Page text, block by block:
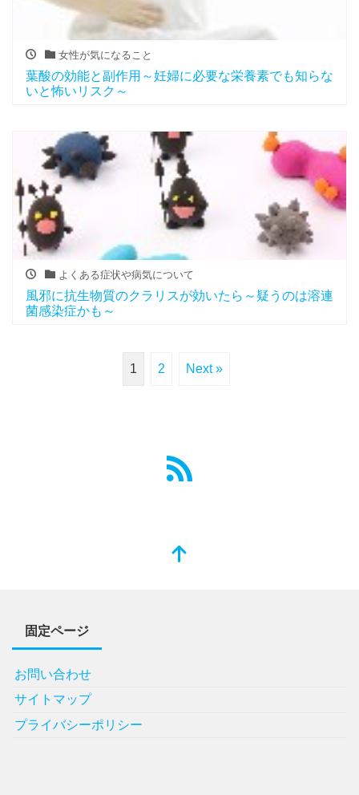
女性が気になること
葉酸の効能と副作用～妊婦に必要な栄養素でも知らな
いと怖いリスク～
よくある症状や病気について
風邪に抗生物質のクラリスが効いたら～疑うのは溶連
菌感染症かも～
1 2 Next »
固定ページ
お問い合わせ
サイトマップ
プライバシーポリシー